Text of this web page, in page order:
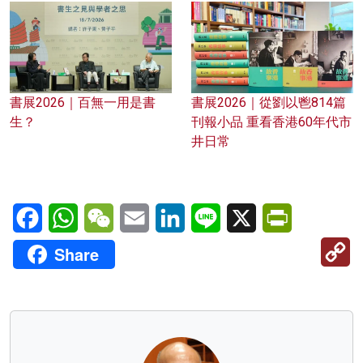
書展2026｜百無一用是書
生？
書展2026｜從劉以鬯814篇
刊報小品 重看香港60年代市
井日常
FacebookWhatsAppWeChatEmail LinkedInLine X
Share